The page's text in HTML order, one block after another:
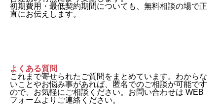
初期費用・最低契約期間についても、無料相談の場で正
直にお伝えします。
よくある質問
これまで寄せられたご質問をまとめています。わからな
いことやお悩み事があれば、匿名でのご相談が可能です
ので、お気軽にご相談ください。お問い合わせは WEB
フォームよりご連絡ください。